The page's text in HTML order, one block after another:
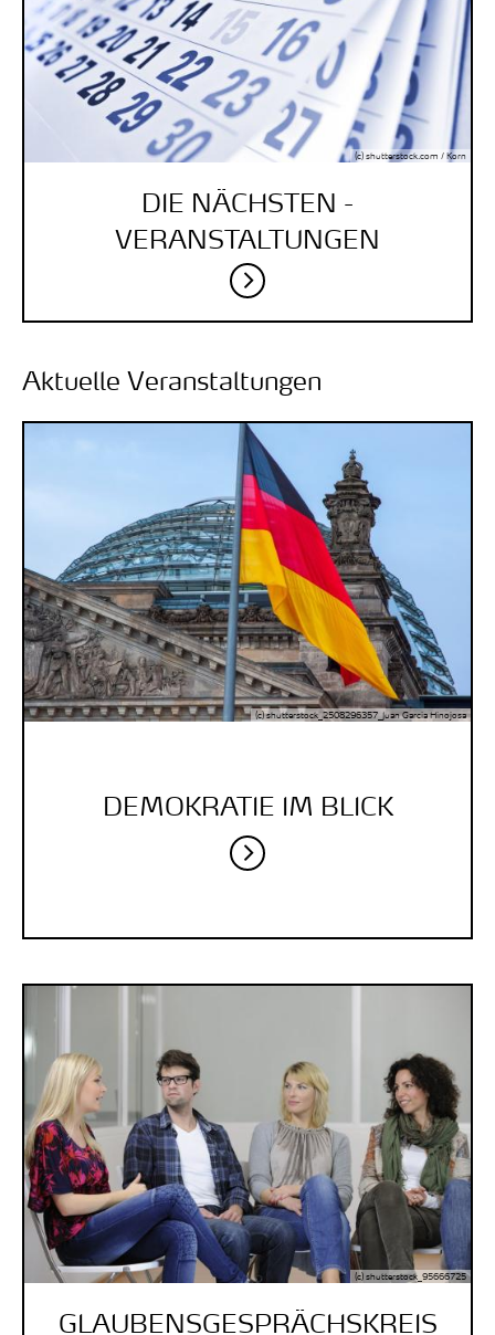
(c) shutterstock.com / Korn
DIE NÄCHSTEN ­
VERANSTALTUNGEN
Aktuelle Veranstaltungen
(c) shutterstock_2508296357_Juan Garcia Hinojosa
DEMOKRATIE IM BLICK
(c) shutterstock_95666725
GLAUBENSGESPRÄCHSKREIS